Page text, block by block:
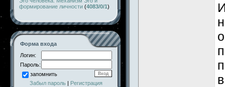
формирование личности (4083/0/1)
Форма входа
Логин:
Пароль:
запомнить
Забыл пароль | Регистрация